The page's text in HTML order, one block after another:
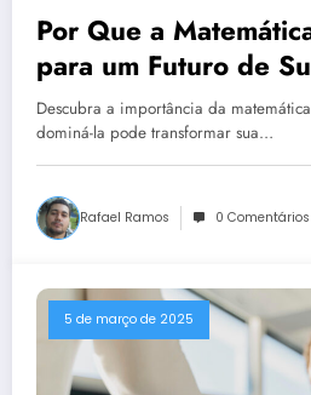
Por Que a
para um Futuro de
Descubra Como
Descubra a importância da
dominá-la pode transformar sua…
Rafael Ramos 0 Comentários
5 de março de 2025